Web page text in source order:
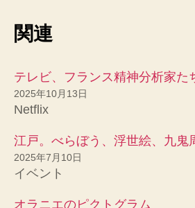
関連
テレビ、フランス精神分析家た
2025年10月13日
Netflix
江戸。べらぼう、浮世絵、九鬼
2025年7月10日
イベント
オラニエのピクトグラム